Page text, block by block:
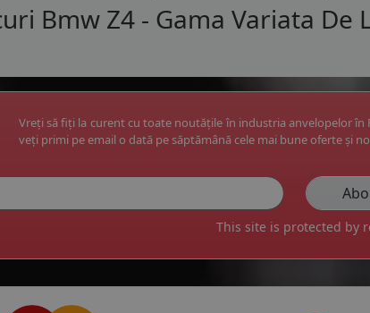
Bmw Z4 - Gama Variata De
Vreți să fiți la curent cu toate noutățile în industria anvelopelor
veți primi pe email o dată pe săptămână cele mai bune oferte și
This site is protected by